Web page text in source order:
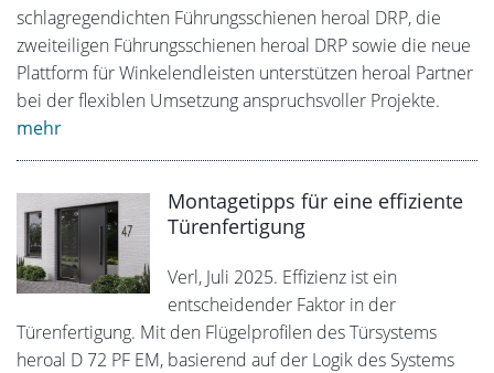
schlagregendichten Führungsschienen heroal DRP, die
zweiteiligen Führungsschienen heroal DRP sowie die neue
Plattform für Winkelendleisten unterstützen heroal Partner
bei der flexiblen Umsetzung anspruchsvoller Projekte.
mehr
Montagetipps für eine effiziente
Türenfertigung
Verl, Juli 2025. Effizienz ist ein
entscheidender Faktor in der
Türenfertigung. Mit den Flügelprofilen des Türsystems
heroal D 72 PF EM, basierend auf der Logik des Systems